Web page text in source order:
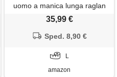
uomo a manica lunga raglan
misto cotone chiusura zip
elasticizzata grigio smoke (l)
35,99 €
Sped. 8,90 €
L
amazon